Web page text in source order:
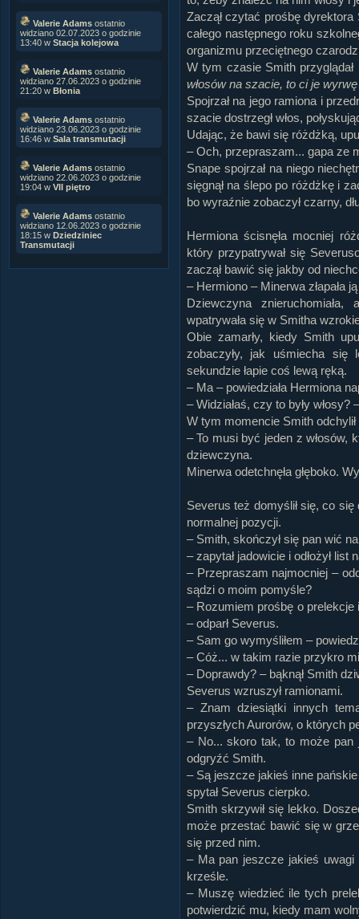
Valerie Adams ostatnio
widziano 02.07.2023 o godzinie
13:40 w Stacja kolejowa
Valerie Adams ostatnio
widziano 27.06.2023 o godzinie
21:20 w Błonia
Valerie Adams ostatnio
widziano 23.06.2023 o godzinie
16:46 w Sala transmutacji
Valerie Adams ostatnio
widziano 22.06.2023 o godzinie
19:04 w VII piętro
Valerie Adams ostatnio
widziano 12.06.2023 o godzinie
18:15 w Dziedziniec
Transmutacji
Zaczął czytać prośbę
całego następnego roku
organizmu przeciętnego
W tym czasie Smith
włosów na szacie, to ci je
Spojrzał na jego ramiona i
szacie dostrzegł włos,
Udając, że bawi się różdżką,
– Och, przepraszam... gapa ze
Snape spojrzał na niego
sięgnął na ślepo po różdżkę i
bo wyraźnie zobaczył czarny,
Hermiona ścisnęła mocniej
który przypatrywał się
zaczął bawić się jakby od
– Hermiono – Minerwa złapała
Dziewczyna
wpatrywała się w Smitha
Obie zamarły, kiedy Smith
zobaczyły, jak uśmiecha
sekundzie łapie coś lewą ręką.
– Ma – powiedziała Hermiona
– Widziałaś, czy to były włosy?
W tym momencie Smith odchylił
– To musi być jeden z włosów,
dziewczyna.
Minerwa odetchnęła głęboko.
Severus też domyślił się, co się
normalnej pozycji.
– Smith, skończył się pan wić
– zapytał jadowicie i odłożył list
– Przepraszam najmocniej –
sądzi o moim pomyśle?
– Rozumiem prośbę o prelekcje
– odparł Severus.
– Sam go wymyśliłem –
– Cóż... w takim razie przykro
– Doprawdy? – bąknął Smith
Severus wzruszył ramionami.
– Znam dziesiątki innych
przyszłych Aurorów, o których
– No... skoro tak, to może pan
odgryźć Smith.
– Są jeszcze jakieś inne
spytał Severus cierpko.
Smith skrzywił się lekko.
może przestać bawić się w
się przed nim.
– Ma pan jeszcze jakieś uwagi
krześle.
– Muszę wiedzieć ile tych
potwierdzić mu, kiedy mam